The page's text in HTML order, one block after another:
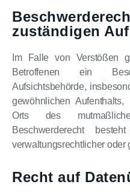
zuständigen
Im Falle von Verstößen
Betroffenen ein
Aufsichtsbehörde,
gewöhnlichen
Orts des
Beschwerderecht
verwaltungsrechtlicher oder
Recht auf